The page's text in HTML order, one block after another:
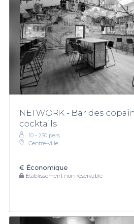
NETWORK - Bar des
cocktails
10 - 250 pers.
Centre-ville
€ Économique
Établissement non réservable